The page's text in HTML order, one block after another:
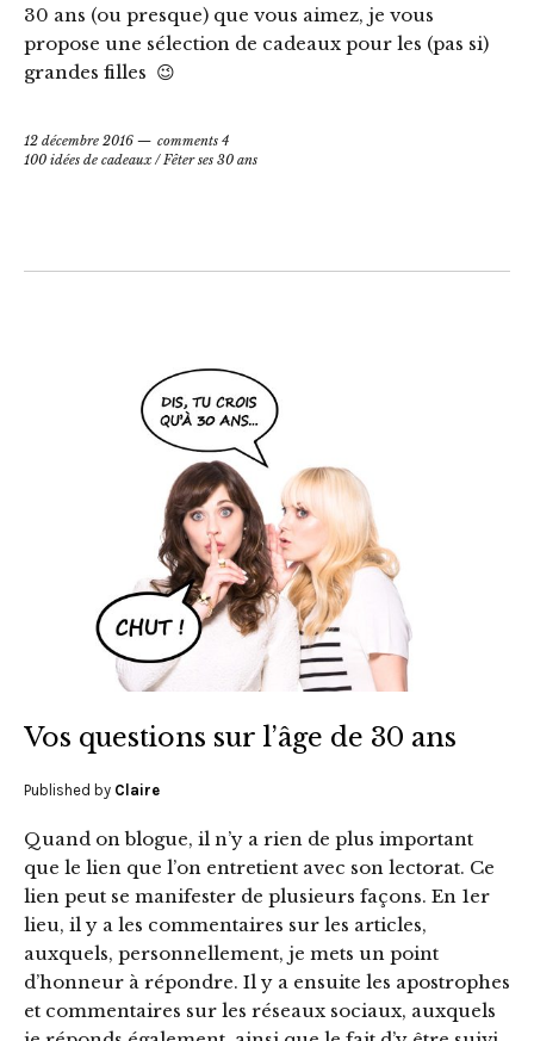
30 ans (ou presque) que vous aimez, je vous
propose une sélection de cadeaux pour les (pas si)
grandes filles 😉
12 décembre 2016
comments 4
100 idées de cadeaux/Fêter ses 30 ans
Vos questions sur l’âge de 30 ans
Published by Claire
Quand on blogue, il n’y a rien de plus important
que le lien que l’on entretient avec son lectorat. Ce
lien peut se manifester de plusieurs façons. En 1er
lieu, il y a les commentaires sur les articles,
auxquels, personnellement, je mets un point
d’honneur à répondre. Il y a ensuite les apostrophes
et commentaires sur les réseaux sociaux, auxquels